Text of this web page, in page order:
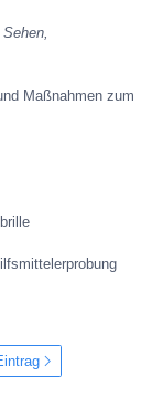
Maßnahmen zum